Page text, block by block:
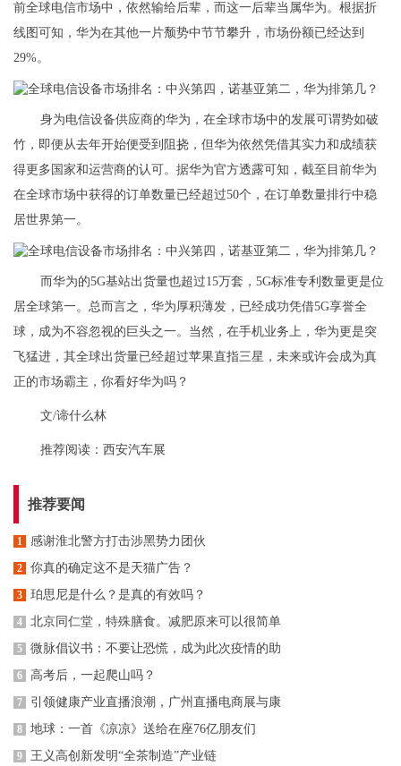
前全球电信市场中，依然输给后辈，而这一后辈当属华为。根据折
线图可知，华为在其他一片颓势中节节攀升，市场份额已经达到
29%。
身为电信设备供应商的华为，在全球市场中的发展可谓势如破
竹，即便从去年开始便受到阻挠，但华为依然凭借其实力和成绩获
得更多国家和运营商的认可。据华为官方透露可知，截至目前华为
在全球市场中获得的订单数量已经超过50个，在订单数量排行中稳
居世界第一。
而华为的5G基站出货量也超过15万套，5G标准专利数量更是位
居全球第一。总而言之，华为厚积薄发，已经成功凭借5G享誉全
球，成为不容忽视的巨头之一。当然，在手机业务上，华为更是突
飞猛进，其全球出货量已经超过苹果直指三星，未来或许会成为真
正的市场霸主，你看好华为吗？
文/谛什么林
推荐阅读： 西安汽车展
推荐要闻
1 感谢淮北警方打击涉黑势力团伙
2 你真的确定这不是天猫广告？
3 珀思尼是什么？是真的有效吗？
4 北京同仁堂，特殊膳食。减肥原来可以很简单
5 微脉倡议书：不要让恐慌，成为此次疫情的助
6 高考后，一起爬山吗？
7 引领健康产业直播浪潮，广州直播电商展与康
8 地球：一首《凉凉》送给在座76亿朋友们
9 王义高创新发明“全茶制造”产业链